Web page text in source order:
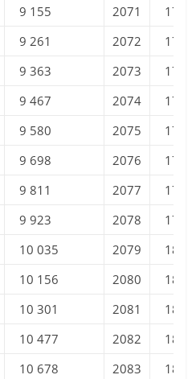
9 155 2071
17
9 261 2072
17
9 363 2073
17
9 467 2074
17
9 580 2075
17
9 698 2076
17
9 811 2077
17
9 923 2078
17
10 035 2079
18
10 156 2080
18
10 301 2081
18
10 477 2082
18
10 678 2083
18